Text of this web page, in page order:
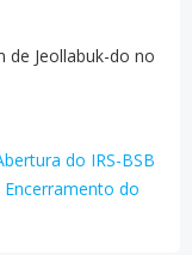
de Jeollabuk-do no
do IRS-BSB
Encerramento do